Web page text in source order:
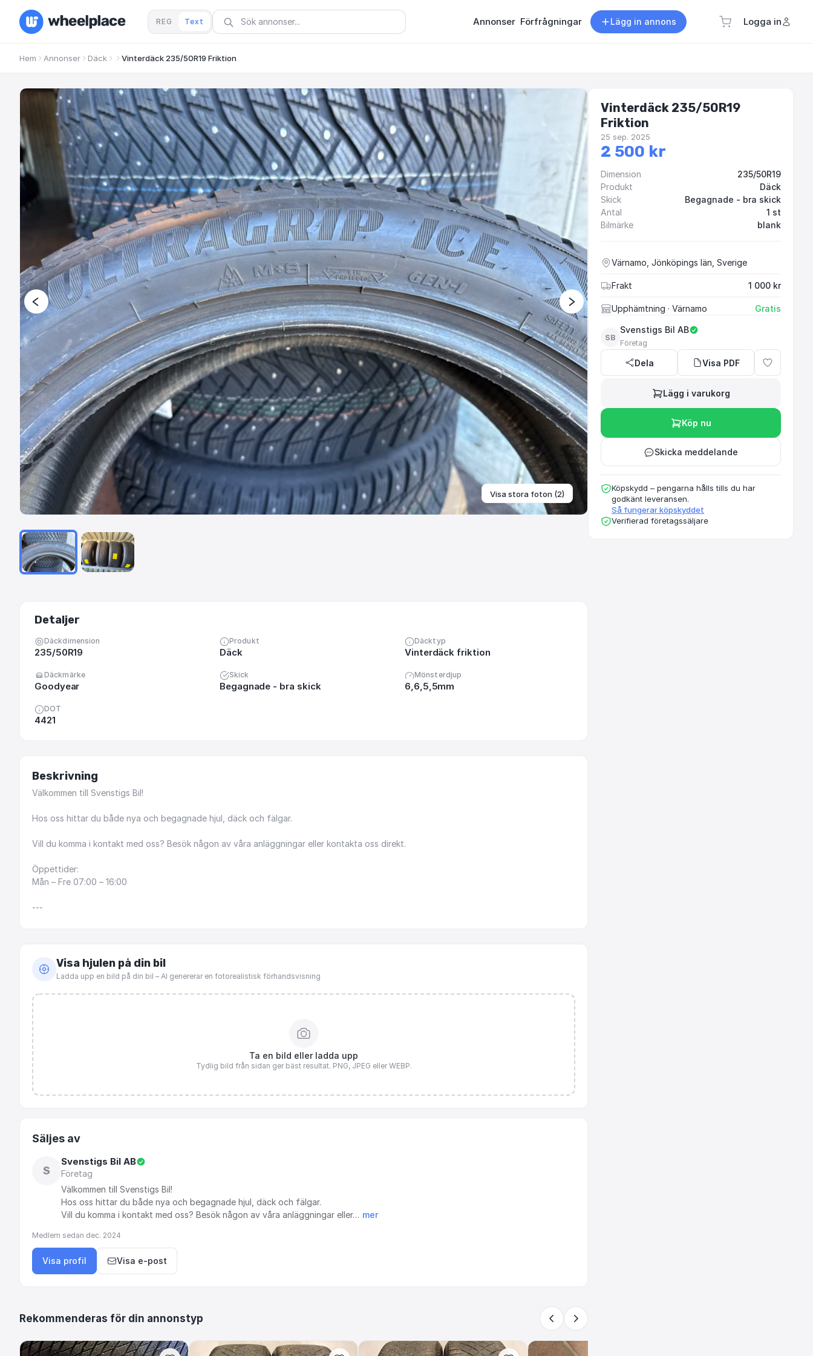
REG Text Annonser Förfrågningar Lägg in annons Logga in
Hem Annonser Däck Vinterdäck 235/50R19 Friktion
Välkommen till
Visa stora foton (2)
Detaljer
Däckdimension
235/50R19
Produkt
Däck
Däcktyp
Vinterdäck friktion
Däckmärke
Goodyear
Skick
Begagnade - bra skick
Mönsterdjup
6,6,5,5mm
DOT
4421
Beskrivning
Välkommen till Svenstigs Bil!
Hos oss hittar du både nya och begagnade hjul, däck och fälgar.
Vill du komma i kontakt med oss? Besök någon av våra anläggningar eller kontakta oss direkt.
Öppettider:
Mån – Fre 07:00 – 16:00
---
Visa hjulen på din bil
Ladda upp en bild på din bil – AI genererar en fotorealistisk förhandsvisning
Ta en bild eller ladda upp
Tydlig bild från sidan ger bäst resultat. PNG, JPEG eller WEBP.
Säljes av
S
Svenstigs Bil AB
Företag
Välkommen till Svenstigs Bil!
Hos oss hittar du både nya och begagnade hjul, däck och fälgar.
Vill du komma i kontakt med oss? Besök någon av våra anläggningar eller… mer
Medlem sedan dec. 2024
Visa profil Visa e-post
Rekommenderas för din annonstyp
Vinterdäck 235/50R19
Friktion
25 sep. 2025
2 500 kr
Dimension
235/50R19
Produkt
Däck
Skick
Begagnade - bra skick
Antal
1 st
Bilmärke
blank
Värnamo, Jönköpings län, Sverige
Frakt 1 000 kr
Upphämtning · Värnamo Gratis
SB
Svenstigs Bil AB
Företag
Dela Visa PDF
Lägg i varukorg
Köp nu
Skicka meddelande
Köpskydd – pengarna hålls tills du har
godkänt leveransen.
Så fungerar köpskyddet
Verifierad företagssäljare